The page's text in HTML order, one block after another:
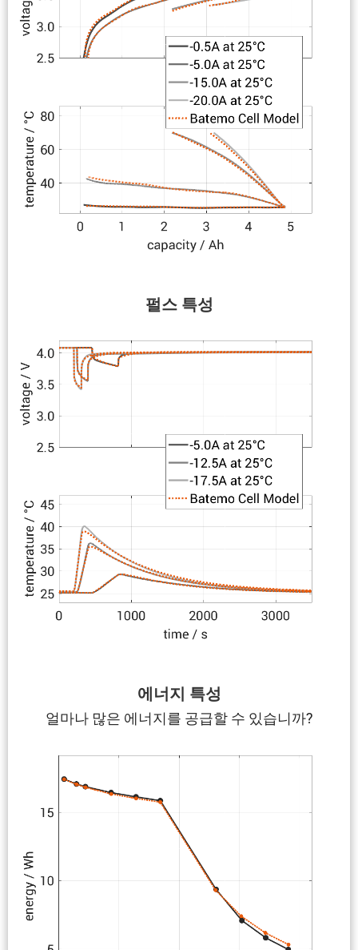
펄스 특성
에너지 특성
얼마나 많은 에너지를 공급할 수 있습니까?